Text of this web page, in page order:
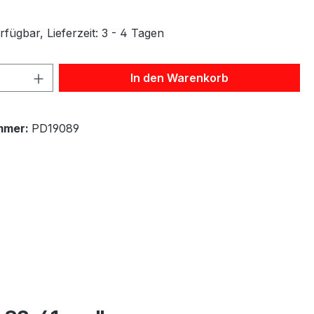
Lieferzeit: 3 - 4 Tagen
Anzahl: Gib den gewünschten Wert
In den Warenkorb
PD19089